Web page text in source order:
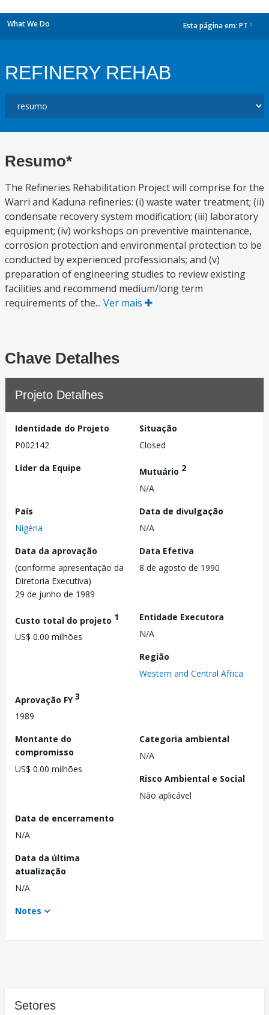
What We Do Esta página em: PT
REFINERY REHAB
Resumo*
The Refineries Rehabilitation Project will comprise for the
Warri and Kaduna refineries: (i) waste water treatment; (ii)
condensate recovery system modification; (iii) laboratory
equipment; (iv) workshops on preventive maintenance,
corrosion protection and environmental protection to be
conducted by experienced professionals; and (v)
preparation of engineering studies to review existing
facilities and recommend medium/long term
requirements of the... Ver mais
Chave Detalhes
Projeto Detalhes
Identidade do Projeto
P002142
Situação
Closed
Líder da Equipe
Mutuário 2
N/A
País
Nigéria
Data de divulgação
N/A
Data da aprovação
(conforme apresentação da
Diretoria Executiva)
29 de junho de 1989
Data Efetiva
8 de agosto de 1990
Custo total do projeto 1
US$ 0.00 milhões
Entidade Executora
N/A
Região
Western and Central Africa
Aprovação FY3
1989
Montante do
compromisso
US$ 0.00 milhões
Categoria ambiental
N/A
Risco Ambiental e Social
Não aplicável
Data de encerramento
N/A
Data da última
atualização
N/A
Notes
Setores